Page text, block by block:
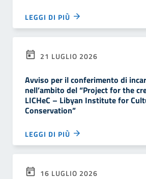
LEGGI DI PIÙ
21 LUGLIO 2026
Avviso per il conferimento di
nell’ambito del “Project for the
LICHeC – Libyan Institute for
Conservation”
LEGGI DI PIÙ
16 LUGLIO 2026